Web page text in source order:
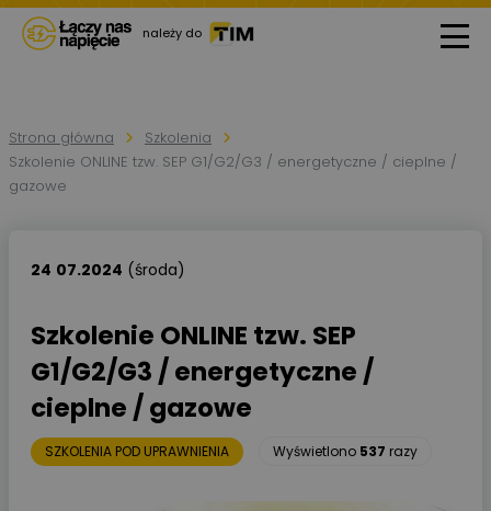
należy do
Strona główna
Szkolenia
Szkolenie ONLINE tzw. SEP G1/G2/G3 / energetyczne / cieplne /
gazowe
24 07.2024 (środa)
Szkolenie ONLINE tzw. SEP
G1/G2/G3 / energetyczne /
cieplne / gazowe
SZKOLENIA POD UPRAWNIENIA Wyświetlono 537 razy